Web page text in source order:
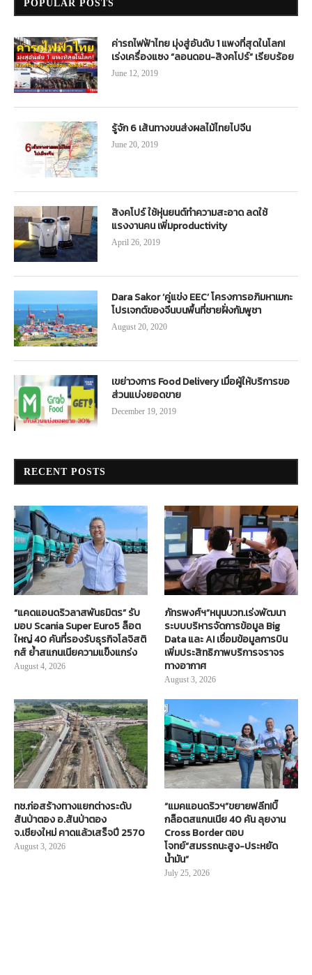
POPULAR POSTS
ค่ารถไฟฟ้าไทย มุ่งสู่อันดับ 1 แพงที่สุดในโลก!
เร่งเครื่องแซง “ลอนดอน-สิงคโปร์” เรียบร้อย
June 12, 2019
รู้จัก 6 เส้นทางขนส่งผลไม้ไทยไปจีน
June 20, 2019
สิงคโปร์ ใช้หุ่นยนต์ทำความสะอาด ลดใช้
แรงงานคน เพิ่มproductivity
April 26, 2019
Dara Sakor ‘คู่แข่ง EEC’ โครงการอภิมหาเมกะ
โปรเจกต์ของจีนบนพื้นที่ชายฝั่งกัมพูชา
August 20, 2020
เขย่าวงการ Food Delivery เมื่อผู้ให้บริการขอ
ส่วนแบ่งยอดขาย
December 19, 2019
RECENT POSTS
“แคดแอนดริวลาสพันธมิตร” รับ
มอบ Scania Super Euro5 ล็อต
ใหญ่ 40 คันที่รองรับธุรกิจโลจิสติ
กส์ ย้ำสแกนเนียความแข็งแกร่ง
August 4, 2026
ภัทรพงศ์ฯ”หนุนบวท.เร่งพัฒนา
ระบบบริหารจัดการข้อมูล Big
Data และ AI เชื่อมข้อมูลการบิน
เพิ่มประสิทธิภาพบริการจราจร
ทางอากาศ
August 3, 2026
ทช.ก่อสร้างทางแยกต่างระดับ
สันป่าตอง อ.สันป่าตอง
จ.เชียงใหม่ คาดแล้วเสร็จปี 2570
August 3, 2026
“แมคแอนดริวฯ”ขยายฟลีท!บิ๊
กล็อตสแกนเนีย 40 คัน ลุยงาน
Cross Border ตอบ
โจทย์“สมรรถนะสูง-ประหยัด
น้ำมัน”
July 25, 2026